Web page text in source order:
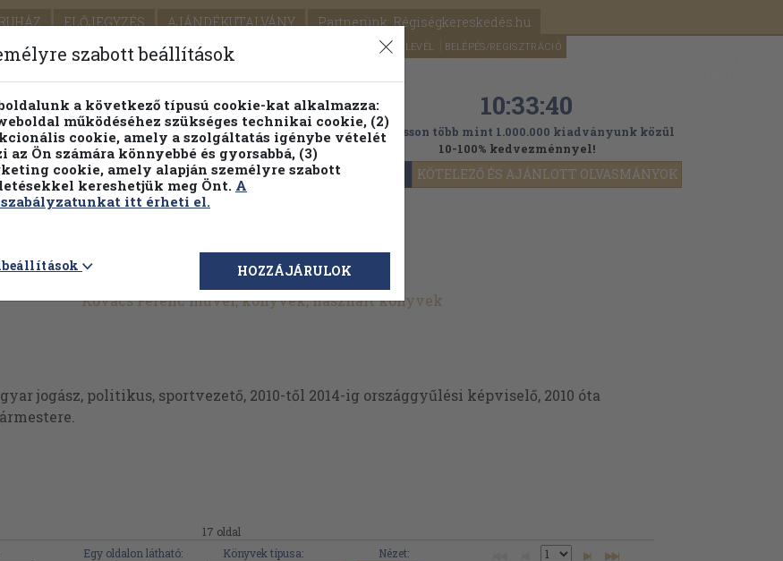
ELŐJEGYZÉS AJÁNDÉKUTALVÁNY Partnerünk: Régiségkereskedés.hu
SEGÍTSÉG HÍRLEVÉL BELÉPÉS/REGISZTRÁCIÓ
PILLANATNYI ÁRAINK FENNTARTHATÓ OLVASMÁNYOK KÖTELEZŐ ÉS AJÁNLOTT OLVASMÁNYOK
Részletes kereső Témaköri fa 10:33:38
Válogasson több mint 1.000.000 kiadványunk közül
10-100% kedvezménnyel!
Kovács Ferenc művei, könyvek, használt könyvek
jogász, politikus, sportvezető, 2010-től 2014-ig országgyűlési képviselő, 2010 óta
17 oldal
Egy oldalon látható: Könyvek típusa:
Nézet:
szabott beállítások
a következő típusú cookie-kat alkalmazza:
működéséhez szükséges technikai cookie, (2)
cookie, amely a szolgáltatás igénybe vételét
az Ön számára könnyebbé és gyorsabbá, (3)
cookie, amely alapján személyre szabott
kereshetjük meg Önt. A
itt érheti el.
HOZZÁJÁRULOK